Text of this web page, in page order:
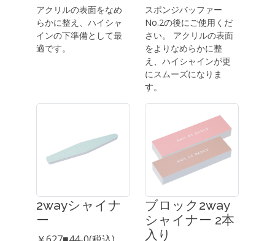
アクリルの表面をなめ
らかに整え、ハイシャ
インの下準備として最
適です。
スポンジバッファー
No.2の後にご使用くだ
さい。 アクリルの表面
をよりなめらかに整
え、ハイシャインが更
にスムーズになりま
す。
2wayシャイナ
ー
ブロック2way
シャイナー 2本
入り